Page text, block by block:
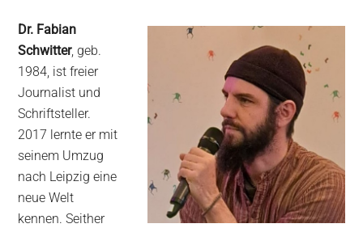
Dr. Fabian
Schwitter, geb.
1984, ist freier
Journalist und
Schriftsteller.
2017 lernte er mit
seinem Umzug
nach Leipzig eine
neue Welt
kennen. Seither